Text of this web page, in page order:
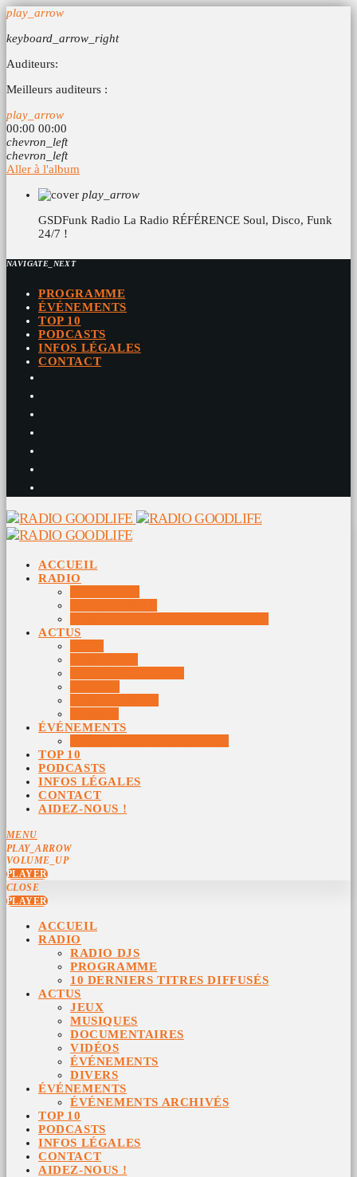
play_arrow
keyboard_arrow_right
Auditeurs:
Meilleurs auditeurs :
play_arrow
00:00 00:00
chevron_left
chevron_left
Aller à l'album
play_arrow
GSDFunk Radio La Radio RÉFÉRENCE Soul, Disco, Funk
24/7 !
NAVIGATE_NEXT
PROGRAMME
ÉVÉNEMENTS
TOP 10
PODCASTS
INFOS LÉGALES
CONTACT
ACCUEIL
RADIO
ACTUS
ÉVÉNEMENTS
TOP 10
PODCASTS
INFOS LÉGALES
CONTACT
AIDEZ-NOUS !
MENU
PLAY_ARROW
VOLUME_UP
PLAYER
CLOSE
PLAYER
ACCUEIL
RADIO
RADIO DJS
PROGRAMME
10 DERNIERS TITRES DIFFUSÉS
ACTUS
JEUX
MUSIQUES
DOCUMENTAIRES
VIDÉOS
ÉVÉNEMENTS
DIVERS
ÉVÉNEMENTS
ÉVÉNEMENTS ARCHIVÉS
TOP 10
PODCASTS
INFOS LÉGALES
CONTACT
AIDEZ-NOUS !